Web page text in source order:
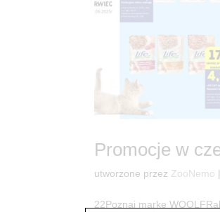
Promocje w
utworzone przez ZooNemo |
22Poznaj markę